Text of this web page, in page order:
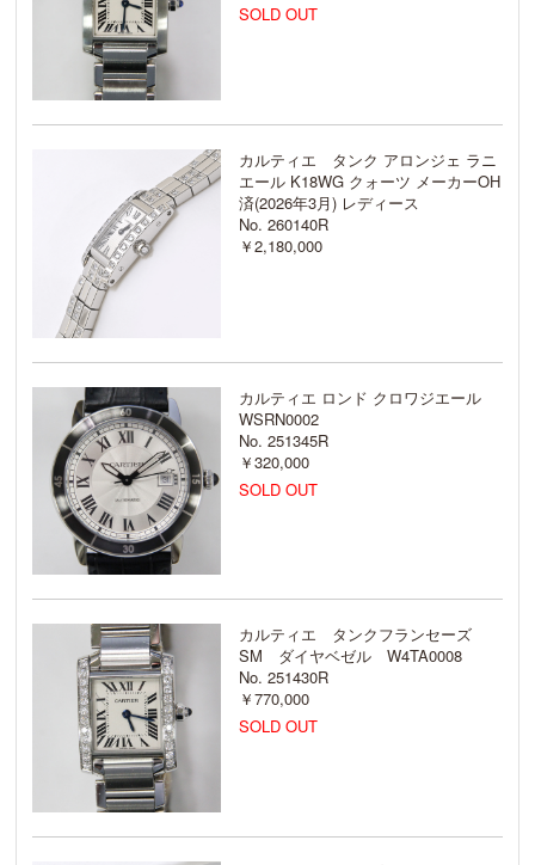
SOLD OUT
カルティエ タンク アロンジェ ラニ
エール K18WG クォーツ メーカーOH
済(2026年3月) レディース
No. 260140R
￥2,180,000
カルティエ ロンド クロワジエール
WSRN0002
No. 251345R
￥320,000
SOLD OUT
カルティエ タンクフランセーズ
SM ダイヤベゼル W4TA0008
No. 251430R
￥770,000
SOLD OUT